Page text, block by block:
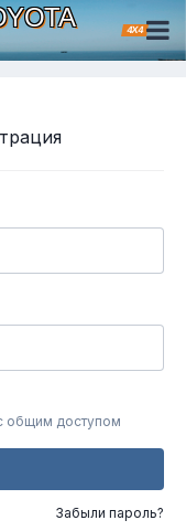
4X4
общим доступом
Забыли пароль?